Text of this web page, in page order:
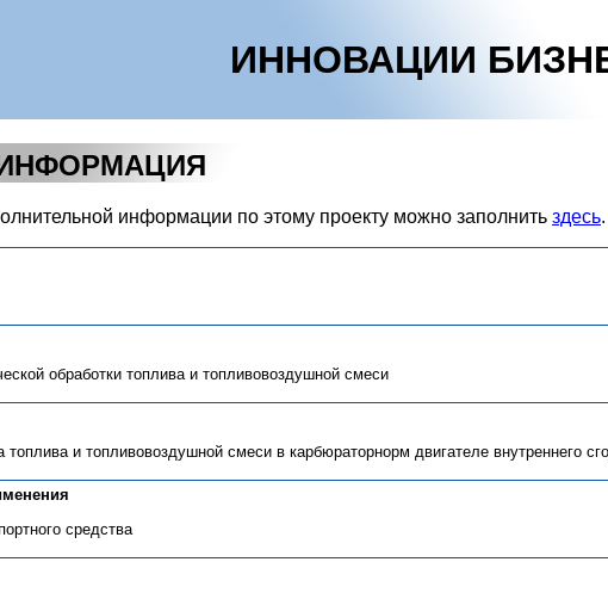
ИННОВАЦИИ
информации по этому проекту можно заполнить здесь.
обработки топлива и топливовоздушной смеси
топлива и топливовоздушной смеси в карбюраторнорм двигателе внутреннего
средства